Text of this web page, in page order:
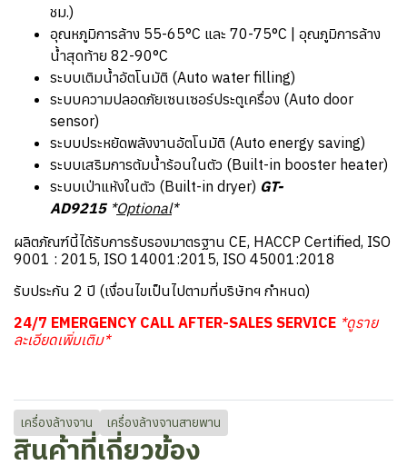
ชม.)
อุณหภูมิการล้าง 55-65°C และ 70-75°C | อุณภูมิการล้าง
น้ำสุดท้าย 82-90°C
ระบบเติมน้ำอัตโนมัติ (Auto water filling)
ระบบความปลอดภัยเซนเซอร์ประตูเครื่อง (Auto door
sensor)
ระบบประหยัดพลังงานอัตโนมัติ (Auto energy saving)
ระบบเสริมการต้มน้ำร้อนในตัว (Built-in booster heater)
ระบบเป่าแห้งในตัว (Built-in dryer) GT-
AD9215 *Optional*
ผลิตภัณฑ์นี้ได้รับการรับรองมาตรฐาน CE, HACCP Certified, ISO
9001 : 2015, ISO 14001:2015, ISO 45001:2018
รับประกัน 2 ปี (เงื่อนไขเป็นไปตามที่บริษัทฯ กำหนด)
24/7 EMERGENCY CALL AFTER-SALES SERVICE *ดูราย
ละเอียดเพิ่มเติม*
เครื่องล้างจาน เครื่องล้างจานสายพาน
สินค้าที่เกี่ยวข้อง